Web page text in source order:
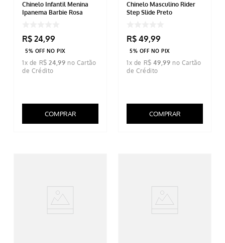
Chinelo Infantil Menina
Ipanema Barbie Rosa
R$ 24,99
5% OFF NO PIX
1x de R$ 24,99
COMPRAR
Chinelo Masculino Rider
Step Slide Preto
R$ 49,99
5% OFF NO PIX
1x de R$ 49,99
COMPRAR